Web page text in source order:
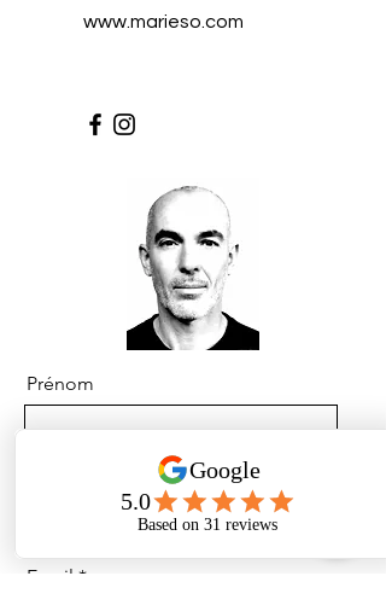
www.marieso.com
Prénom
Email